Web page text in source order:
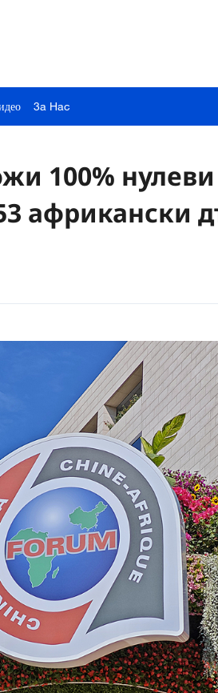
3a Hac
100%
африкански